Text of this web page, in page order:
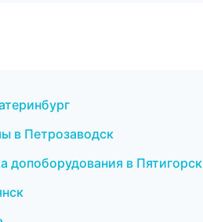
в Петрозаводск
допоборудования в Пятигорск